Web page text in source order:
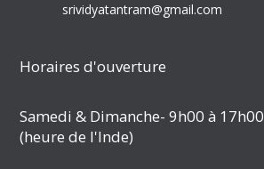
srividyatantram@gmail.com
Horaires d'ouverture
Samedi & Dimanche- 9h00 à 17h00
(heure de l'Inde)